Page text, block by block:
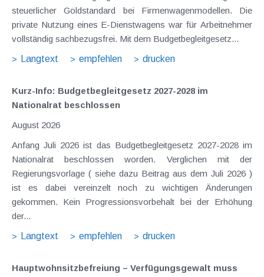
steuerlicher Goldstandard bei Firmenwagenmodellen. Die
private Nutzung eines E-Dienstwagens war für Arbeitnehmer
vollständig sachbezugsfrei. Mit dem Budgetbegleitgesetz...
Langtext
empfehlen drucken
Kurz-Info: Budgetbegleitgesetz 2027-2028 im
Nationalrat beschlossen
August 2026
Anfang Juli 2026 ist das Budgetbegleitgesetz 2027-2028 im
Nationalrat beschlossen worden. Verglichen mit der
Regierungsvorlage ( siehe dazu Beitrag aus dem Juli 2026 )
ist es dabei vereinzelt noch zu wichtigen Änderungen
gekommen. Kein Progressionsvorbehalt bei der Erhöhung
der...
Langtext
empfehlen drucken
Hauptwohnsitz​­befreiung – Verfügungsgewalt muss